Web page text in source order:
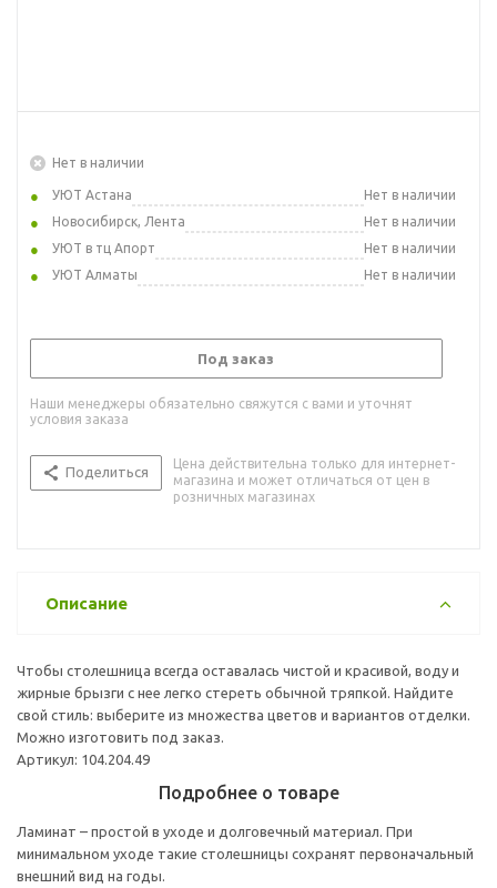
Нет в наличии
УЮТ Астана
Нет в наличии
Новосибирск, Лента
Нет в наличии
УЮТ в тц Апорт
Нет в наличии
УЮТ Алматы
Нет в наличии
Под заказ
Наши менеджеры обязательно свяжутся с вами и уточнят
условия заказа
Поделиться
Цена действительна только для интернет-
магазина и может отличаться от цен в
розничных магазинах
Описание
Чтобы столешница всегда оставалась чистой и красивой, воду и
жирные брызги с нее легко стереть обычной тряпкой. Найдите
свой стиль: выберите из множества цветов и вариантов отделки.
Можно изготовить под заказ.
Артикул: 104.204.49
Подробнее о товаре
Ламинат – простой в уходе и долговечный материал. При
минимальном уходе такие столешницы сохранят первоначальный
внешний вид на годы.